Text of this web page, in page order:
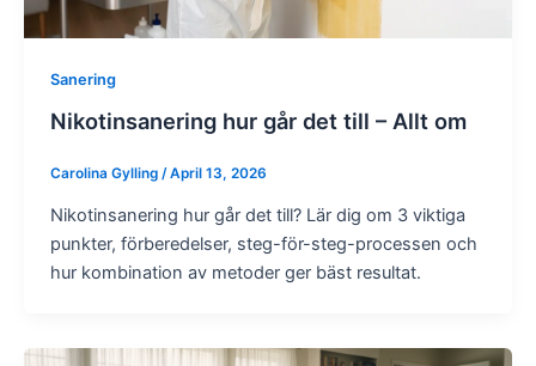
Sanering
Nikotinsanering hur går det till – Allt om
Carolina Gylling /April 13, 2026
Nikotinsanering hur går det till? Lär dig om 3 viktiga
punkter, förberedelser, steg-för-steg-processen och
hur kombination av metoder ger bäst resultat.